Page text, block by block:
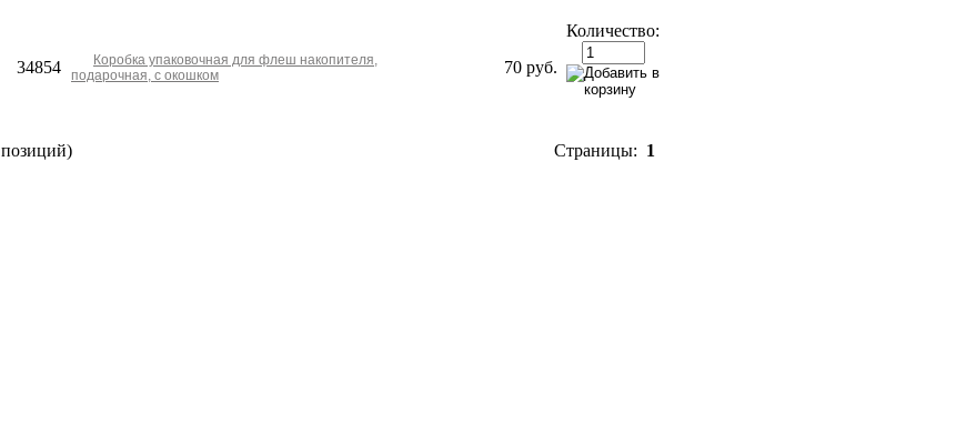
34854
Коробка упаковочная для флеш накопителя,
подарочная, с окошком
70 руб.
Количество:
позиций) Страницы: 1